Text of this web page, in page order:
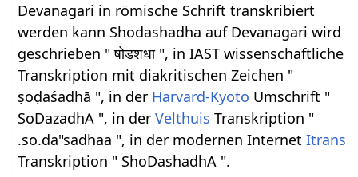
Devanagari in römische Schrift transkribiert
werden kann Shodashadha auf Devanagari wird
geschrieben " षोडशधा ", in IAST wissenschaftliche
Transkription mit diakritischen Zeichen "
ṣoḍaśadhā ", in der Harvard-Kyoto Umschrift "
SoDazadhA ", in derVelthuis Transkription "
.so.da"sadhaa ", in der modernen InternetItrans
Transkription " ShoDashadhA ".